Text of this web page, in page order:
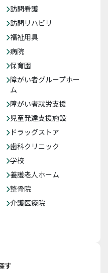
訪問看護
訪問リハビリ
福祉用具
病院
保育園
障がい者グループホー
ム
障がい者就労支援
児童発達支援施設
ドラッグストア
歯科クリニック
学校
養護老人ホーム
整骨院
介護医療院
す